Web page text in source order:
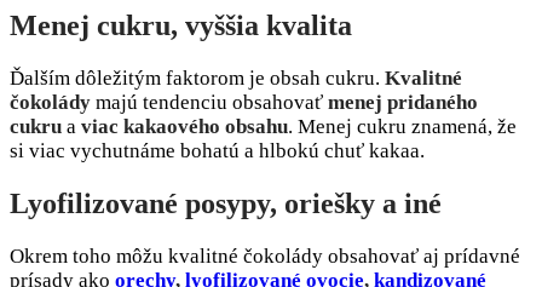
Menej cukru, vyššia kvalita
Ďalším dôležitým faktorom je obsah cukru. Kvalitné
čokolády majú tendenciu obsahovať menej pridaného
cukru a viac kakaového obsahu. Menej cukru znamená, že
si viac vychutnáme bohatú a hlbokú chuť kakaa.
Lyofilizované posypy, oriešky a iné
Okrem toho môžu kvalitné čokolády obsahovať aj prídavné
prísady ako orechy, lyofilizované ovocie, kandizované